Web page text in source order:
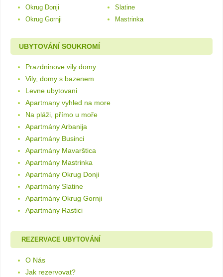
Okrug Donji
Slatine
Okrug Gornji
Mastrinka
UBYTOVÁNÍ SOUKROMÍ
Prazdninove vily domy
Vily, domy s bazenem
Levne ubytovani
Apartmany vyhled na more
Na pláži, přímo u moře
Apartmány Arbanija
Apartmány Businci
Apartmány Mavarštica
Apartmány Mastrinka
Apartmány Okrug Donji
Apartmány Slatine
Apartmány Okrug Gornji
Apartmány Rastici
REZERVACE UBYTOVÁNÍ
O Nás
Jak rezervovat?